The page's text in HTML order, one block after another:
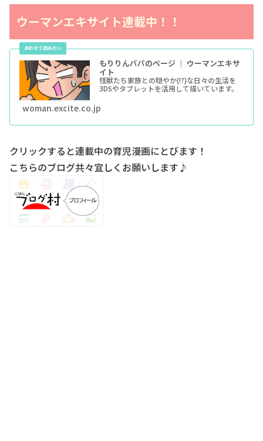
ウーマンエキサイト連載中！！
もりりんパパのページ ｜ ウーマンエキサ
イト
怪獣たち家族との穏やか(!?)な日々の生活を
3DSやタブレットを活用して描いています。
woman.excite.co.jp
クリックすると連載中の育児漫画にとびます！
こちらのブログ共々宜しくお願いします♪